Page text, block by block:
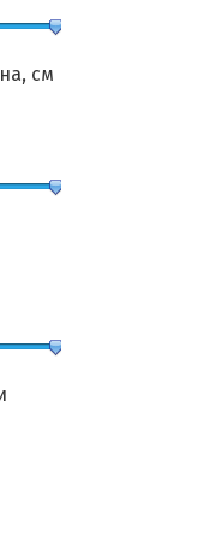
см